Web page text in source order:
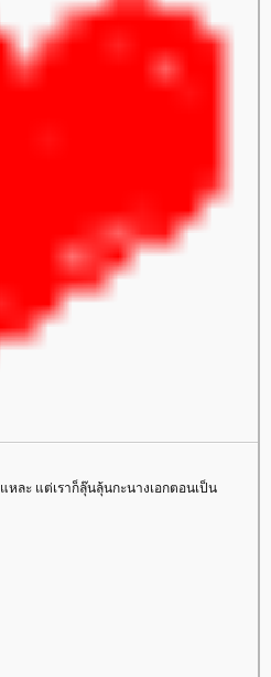
หละ แต่เราก็ลุ๊นลุ้นกะนางเอกตอนเป็น